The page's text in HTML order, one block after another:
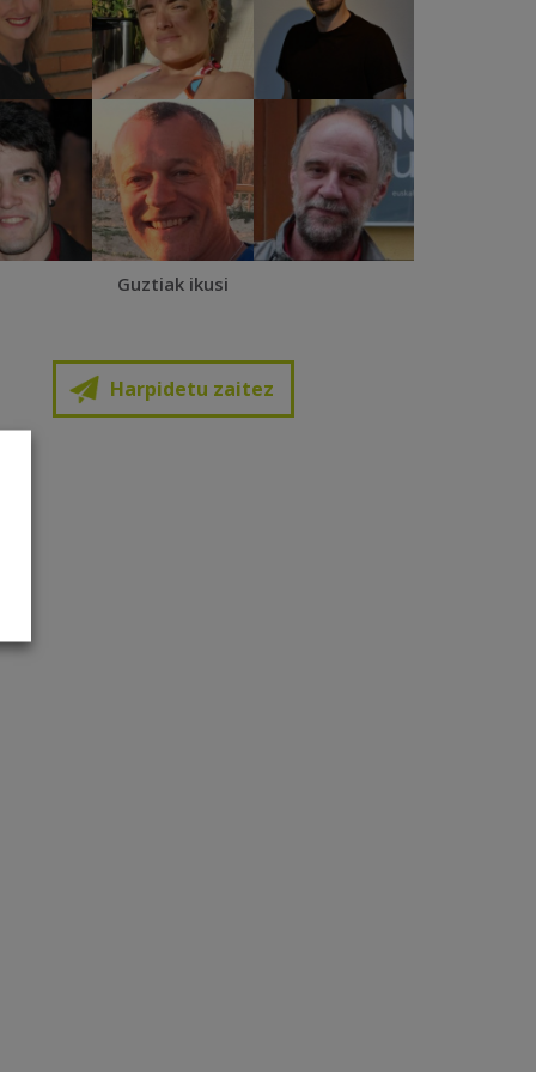
Guztiak ikusi
Harpidetu zaitez